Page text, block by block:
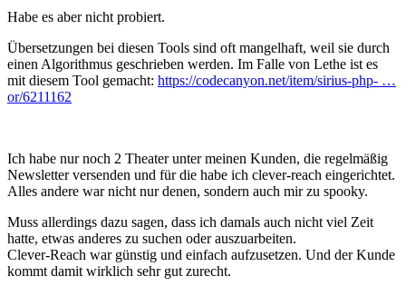
Habe es aber nicht probiert.
Übersetzungen bei diesen Tools sind oft mangelhaft, weil sie durch
einen Algorithmus geschrieben werden. Im Falle von Lethe ist es
mit diesem Tool gemacht: https://codecanyon.net/item/sirius-php- …
or/6211162
Ich habe nur noch 2 Theater unter meinen Kunden, die regelmäßig
Newsletter versenden und für die habe ich clever-reach eingerichtet.
Alles andere war nicht nur denen, sondern auch mir zu spooky.
Muss allerdings dazu sagen, dass ich damals auch nicht viel Zeit
hatte, etwas anderes zu suchen oder auszuarbeiten.
Clever-Reach war günstig und einfach aufzusetzen. Und der Kunde
kommt damit wirklich sehr gut zurecht.